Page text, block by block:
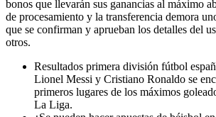
bonos que llevarán sus ganancias al máximo
de procesamiento y la transferencia demora
que se confirman y aprueban los detalles del
otros.
Resultados primera división fútbol
Lionel Messi y Cristiano Ronaldo se
primeros lugares de los máximos
La Liga.